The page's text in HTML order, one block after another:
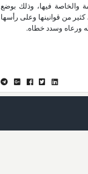
والخاصة فيها، وذلك بوضع
من قوانينها وعلى رأسها
ورعاه وسدد خطاه.